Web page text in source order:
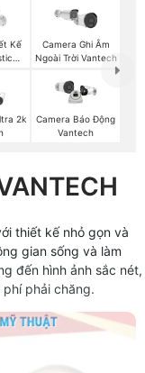
Kế
Camera Ghi Âm
Ngoài Trời Vantech
2k
Camera Báo Động
Vantech
thiết kế nhỏ gọn và
gian sống và làm
đến hình ảnh sắc nét,
phải chăng.